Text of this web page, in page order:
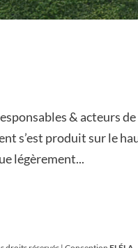
& acteurs
s’est produit sur le
légèrement...